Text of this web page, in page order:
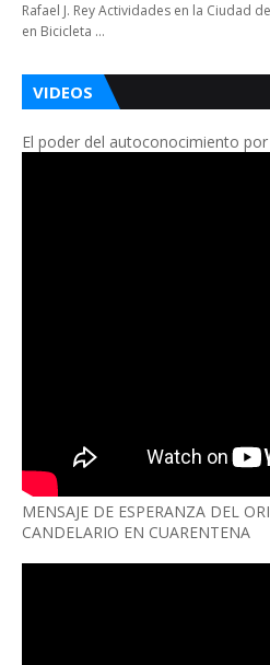
Rafael J. Rey Actividades en la Ciudad
en Bicicleta …
VIDEOS
El poder del autoconocimiento
MENSAJE DE ESPERANZA DEL
CANDELARIO EN CUARENTENA